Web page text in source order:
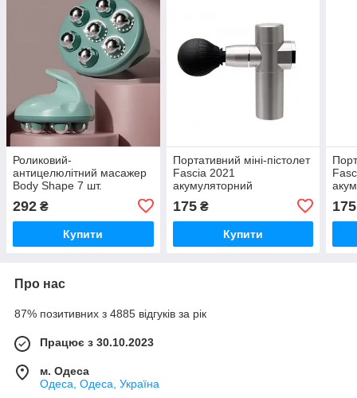
Роликовий-
антицелюлітний масажер
Body Shape 7 шт.
масажних роликів iC227
292 ₴
Купити
Портативний міні-пістолет
Fascia 2021
акумуляторний
175₴
Купити
175
Про нас
87% позитивних з 4885 відгуків за рік
Працює з 30.10.2023
м. Одеса
Одеса, Одеса, Україна